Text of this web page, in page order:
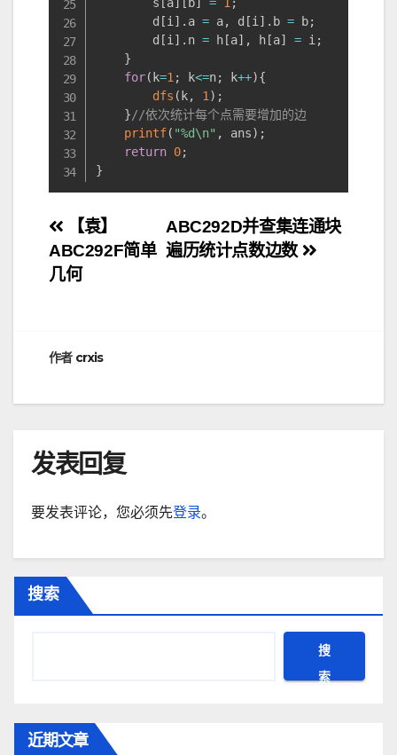
        s
[a] [ b] = 1;
        d
[i] . a = a, d [i] . b = b;
        d
[i] . n = h [a] , h [a] = i;
}
for( k=1; k<=n; k++){
dfs ( k, 1) ;
}//依次统计每个点需要增加的边
printf( "%d\n" , ans) ;
return 0;
}
文
章
航
ABC292D并查集连通块
遍历统计点数边数
【袁】
ABC292F简单
几何
作者 crxis
发表回复
要发表评论，您必须先登录。
搜索
搜
索
近期文章